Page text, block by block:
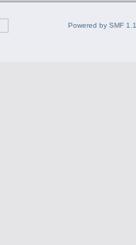
Powered by SMF